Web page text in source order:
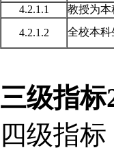
4.2.1.1
教授为本
4.2.1.2
全校本科
三级指标
四级指标